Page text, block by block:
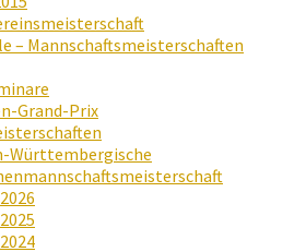
– Mannschaftsmeisterschaften
Grand-Prix
Württembergische
2026
2025
2024